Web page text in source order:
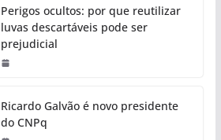
Perigos ocultos: por que reutilizar
luvas descartáveis pode ser
prejudicial
Ricardo Galvão é novo presidente
do CNPq